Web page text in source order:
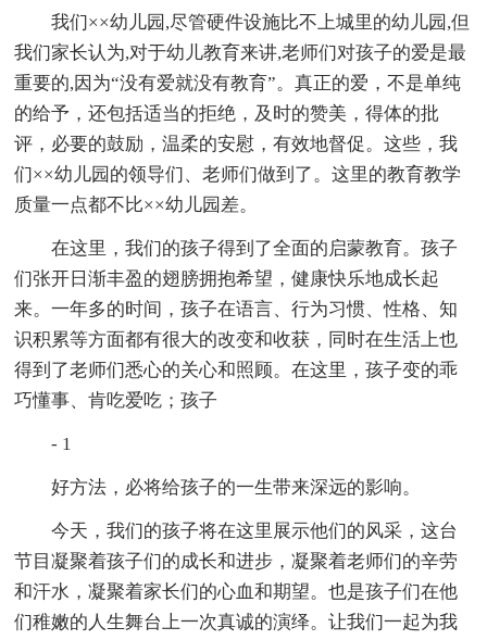
我们××幼儿园,尽管硬件设施比不上城里的幼儿园,但
我们家长认为,对于幼儿教育来讲,老师们对孩子的爱是最
重要的,因为“没有爱就没有教育”。真正的爱，不是单纯
的给予，还包括适当的拒绝，及时的赞美，得体的批
评，必要的鼓励，温柔的安慰，有效地督促。这些，我
们××幼儿园的领导们、老师们做到了。这里的教育教学
质量一点都不比××幼儿园差。
在这里，我们的孩子得到了全面的启蒙教育。孩子
们张开日渐丰盈的翅膀拥抱希望，健康快乐地成长起
来。一年多的时间，孩子在语言、行为习惯、性格、知
识积累等方面都有很大的改变和收获，同时在生活上也
得到了老师们悉心的关心和照顾。在这里，孩子变的乖
巧懂事、肯吃爱吃；孩子
- 1
好方法，必将给孩子的一生带来深远的影响。
今天，我们的孩子将在这里展示他们的风采，这台
节目凝聚着孩子们的成长和进步，凝聚着老师们的辛劳
和汗水，凝聚着家长们的心血和期望。也是孩子们在他
们稚嫩的人生舞台上一次真诚的演绎。让我们一起为我